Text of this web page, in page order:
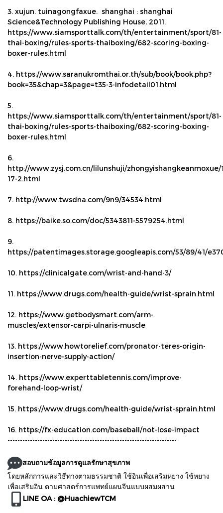
3. xujun. tuinagongfaxue. shanghai : shanghai
Science&Technology Publishing House, 2011.
https://www.siamsporttalk.com/th/entertainment/sport/81-
thai-boxing/rules-sports-thaiboxing/682-scoring-boxing-
boxer-rules.html
4. https://www.saranukromthai.or.th/sub/book/book.php?
book=35&chap=3&page=t35-3-infodetail01.html
5.
https://www.siamsporttalk.com/th/entertainment/sport/81-
thai-boxing/rules-sports-thaiboxing/682-scoring-boxing-
boxer-rules.html
6.
http://www.zysj.com.cn/lilunshuji/zhongyishangkeanmoxue/
17-2.html
7. http://www.twsdna.com/9n9/34534.html
8. https://baike.so.com/doc/5343811-5579254.html
9.
https://patentimages.storage.googleapis.com/53/89/41/
10. https://clinicalgate.com/wrist-and-hand-3/
11. https://www.drugs.com/health-guide/wrist-sprain.html
12. https://www.getbodysmart.com/arm-
muscles/extensor-carpi-ulnaris-muscle
13. https://www.howtorelief.com/pronator-teres-origin-
insertion-nerve-supply-action/
14. https://www.experttabletennis.com/improve-
forehand-loop-wrist/
15. https://www.drugs.com/health-guide/wrist-sprain.html
16. https://fx-education.com/baseball/not-lose-impact
--------------------------------------------------------------------
สอบถามข้อมูลการดูแลรักษาสุขภาพ
โดยหลักการและวิธีทางตามธรรมชาติ ใช้อินเพื่อเสริมหยาง ใช้หยาง
เพื่อเสริมอิน ตามศาสตร์การแพทย์แผนจีนแบบผสมผสาน
LINE OA : @HuachiewTCM